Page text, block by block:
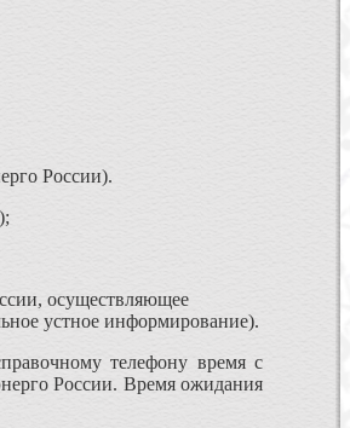
России).
осуществляющее
устное информирование).
телефону время с
России. Время ожидания